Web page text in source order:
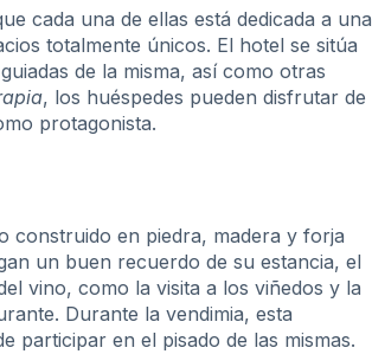
cada una de ellas está dedicada a una
totalmente únicos. El hotel se sitúa
de la misma, así como otras
, los huéspedes pueden disfrutar de
protagonista.
construido en piedra, madera y forja
un buen recuerdo de su estancia, el
vino, como la visita a los viñedos y la
Durante la vendimia, esta
participar en el pisado de las mismas.